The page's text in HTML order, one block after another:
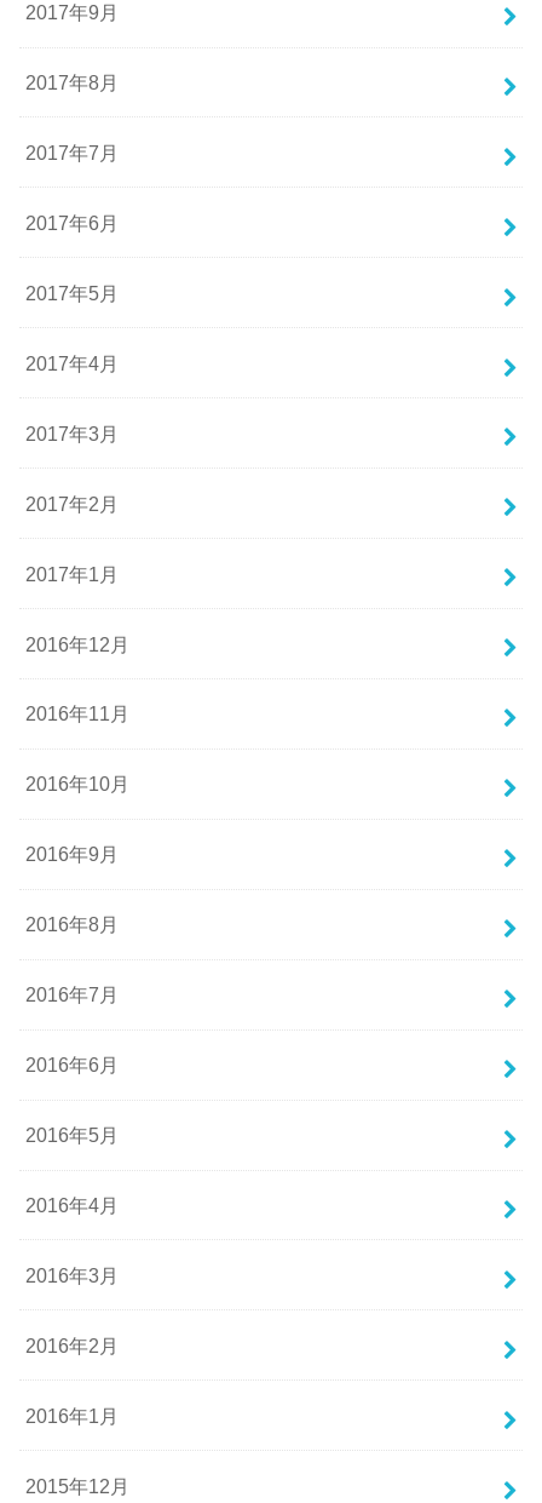
2017年9月
2017年8月
2017年7月
2017年6月
2017年5月
2017年4月
2017年3月
2017年2月
2017年1月
2016年12月
2016年11月
2016年10月
2016年9月
2016年8月
2016年7月
2016年6月
2016年5月
2016年4月
2016年3月
2016年2月
2016年1月
2015年12月